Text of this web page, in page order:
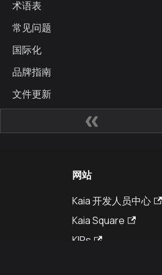
术语表
常见问题
国际化
品牌指南
文件更新
网站
Kaia 开发人员中心
Kaia Square
KIPs